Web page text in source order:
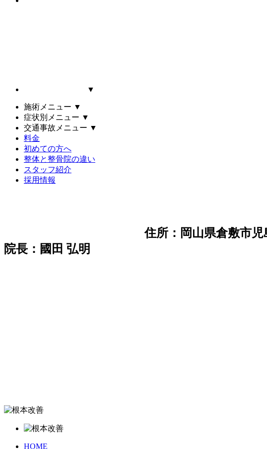
▼
施術メニュー ▼
症状別メニュー ▼
交通事故メニュー ▼
料金
初めての方へ
整体と整骨院の違い
スタッフ紹介
採用情報
住所：岡山県倉敷市児
院長：國田 弘明
HOME